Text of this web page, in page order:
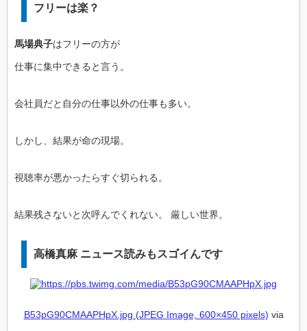
フリーは楽？
馬場典子はフリーの方が
仕事に集中できると言う。
会社員だと自分の仕事以外の仕事も多い。
しかし、結果が命の現場。
視聴率が悪かったらすぐ切られる。
結果残さないと次呼んでくれない。 厳しい世界。
高橋真麻 ニュース読みもスゴイんです
B53pG90CMAAPHpX.jpg (JPEG Image, 600×450 pixels) via